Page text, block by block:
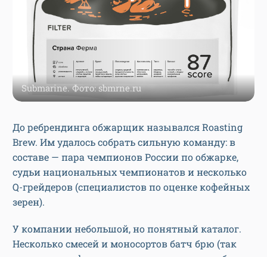
Submarine. Фото: sbmrne.ru
До ребрендинга обжарщик назывался Roasting
Brew. Им удалось собрать сильную команду: в
составе — пара чемпионов России по обжарке,
судьи национальных чемпионатов и несколько
Q-грейдеров (специалистов по оценке кофейных
зерен).
У компании небольшой, но понятный каталог.
Несколько смесей и моносортов батч брю (так